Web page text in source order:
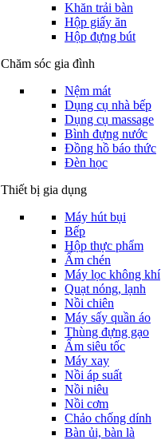
Khăn trải bàn
Hộp giấy ăn
Hộp đựng bút
Chăm sóc gia đình
Nệm mát
Dụng cụ nhà bếp
Dụng cụ massage
Bình đựng nước
Đồng hồ báo thức
Đèn học
Thiết bị gia dụng
Máy hút bụi
Bếp
Hộp thực phẩm
Ấm chén
Máy lọc không khí
Quạt nóng, lạnh
Nồi chiên
Máy sấy quần áo
Thùng đựng gạo
Ấm siêu tốc
Máy xay
Nồi áp suất
Nồi niêu
Nồi cơm
Chảo chống dính
Bàn ủi, bàn là